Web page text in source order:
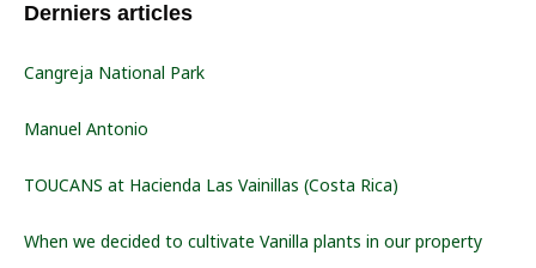
Derniers articles
Cangreja National Park
Manuel Antonio
TOUCANS at Hacienda Las Vainillas (Costa Rica)
When we decided to cultivate Vanilla plants in our property